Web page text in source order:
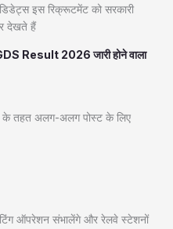
इस रिक्रूटमेंट को सरकारी
देखते हैं
Result 2026 जारी होने वाला
तहत अलग-अलग पोस्ट के लिए
ऑपरेशन संभालेंगे और रेलवे स्टेशनों